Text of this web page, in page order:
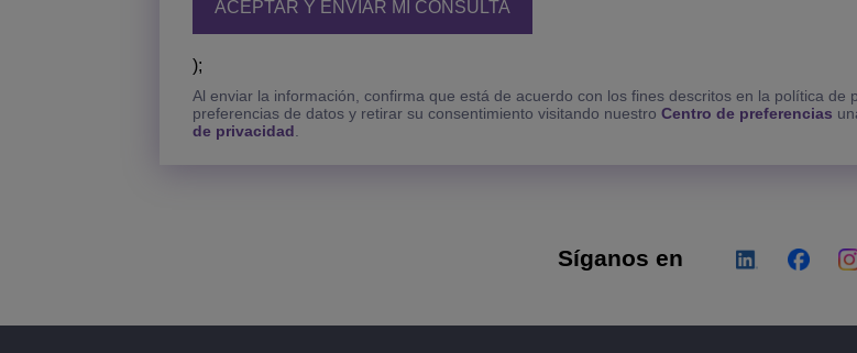
);
Al enviar la información, confirma que está de acuerdo con los fines descritos en la política
preferencias de datos y retirar su consentimiento visitando nuestro Centro de preferencias
de privacidad
Síganos en